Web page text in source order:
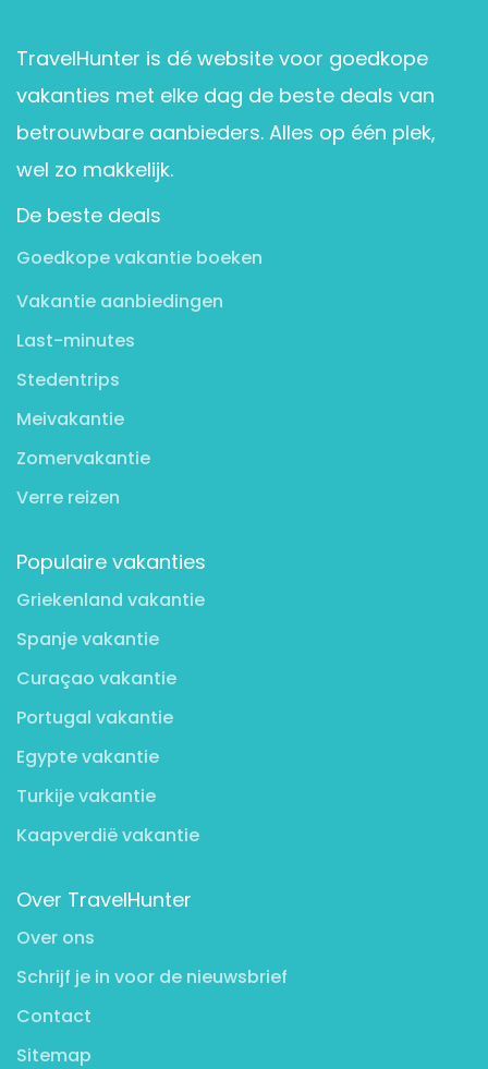
TravelHunter is dé website voor goedkope
vakanties met elke dag de beste deals van
betrouwbare aanbieders. Alles op één plek,
wel zo makkelijk.
De beste deals
Goedkope vakantie boeken
Vakantie aanbiedingen
Last-minutes
Stedentrips
Meivakantie
Zomervakantie
Verre reizen
Populaire vakanties
Griekenland vakantie
Spanje vakantie
Curaçao vakantie
Portugal vakantie
Egypte vakantie
Turkije vakantie
Kaapverdië vakantie
Over TravelHunter
Over ons
Schrijf je in voor de nieuwsbrief
Contact
Sitemap